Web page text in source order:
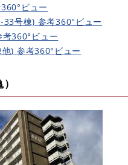
ビュー
号棟) 参考360°ビュー
360°ビュー
) 参考360°ビュー